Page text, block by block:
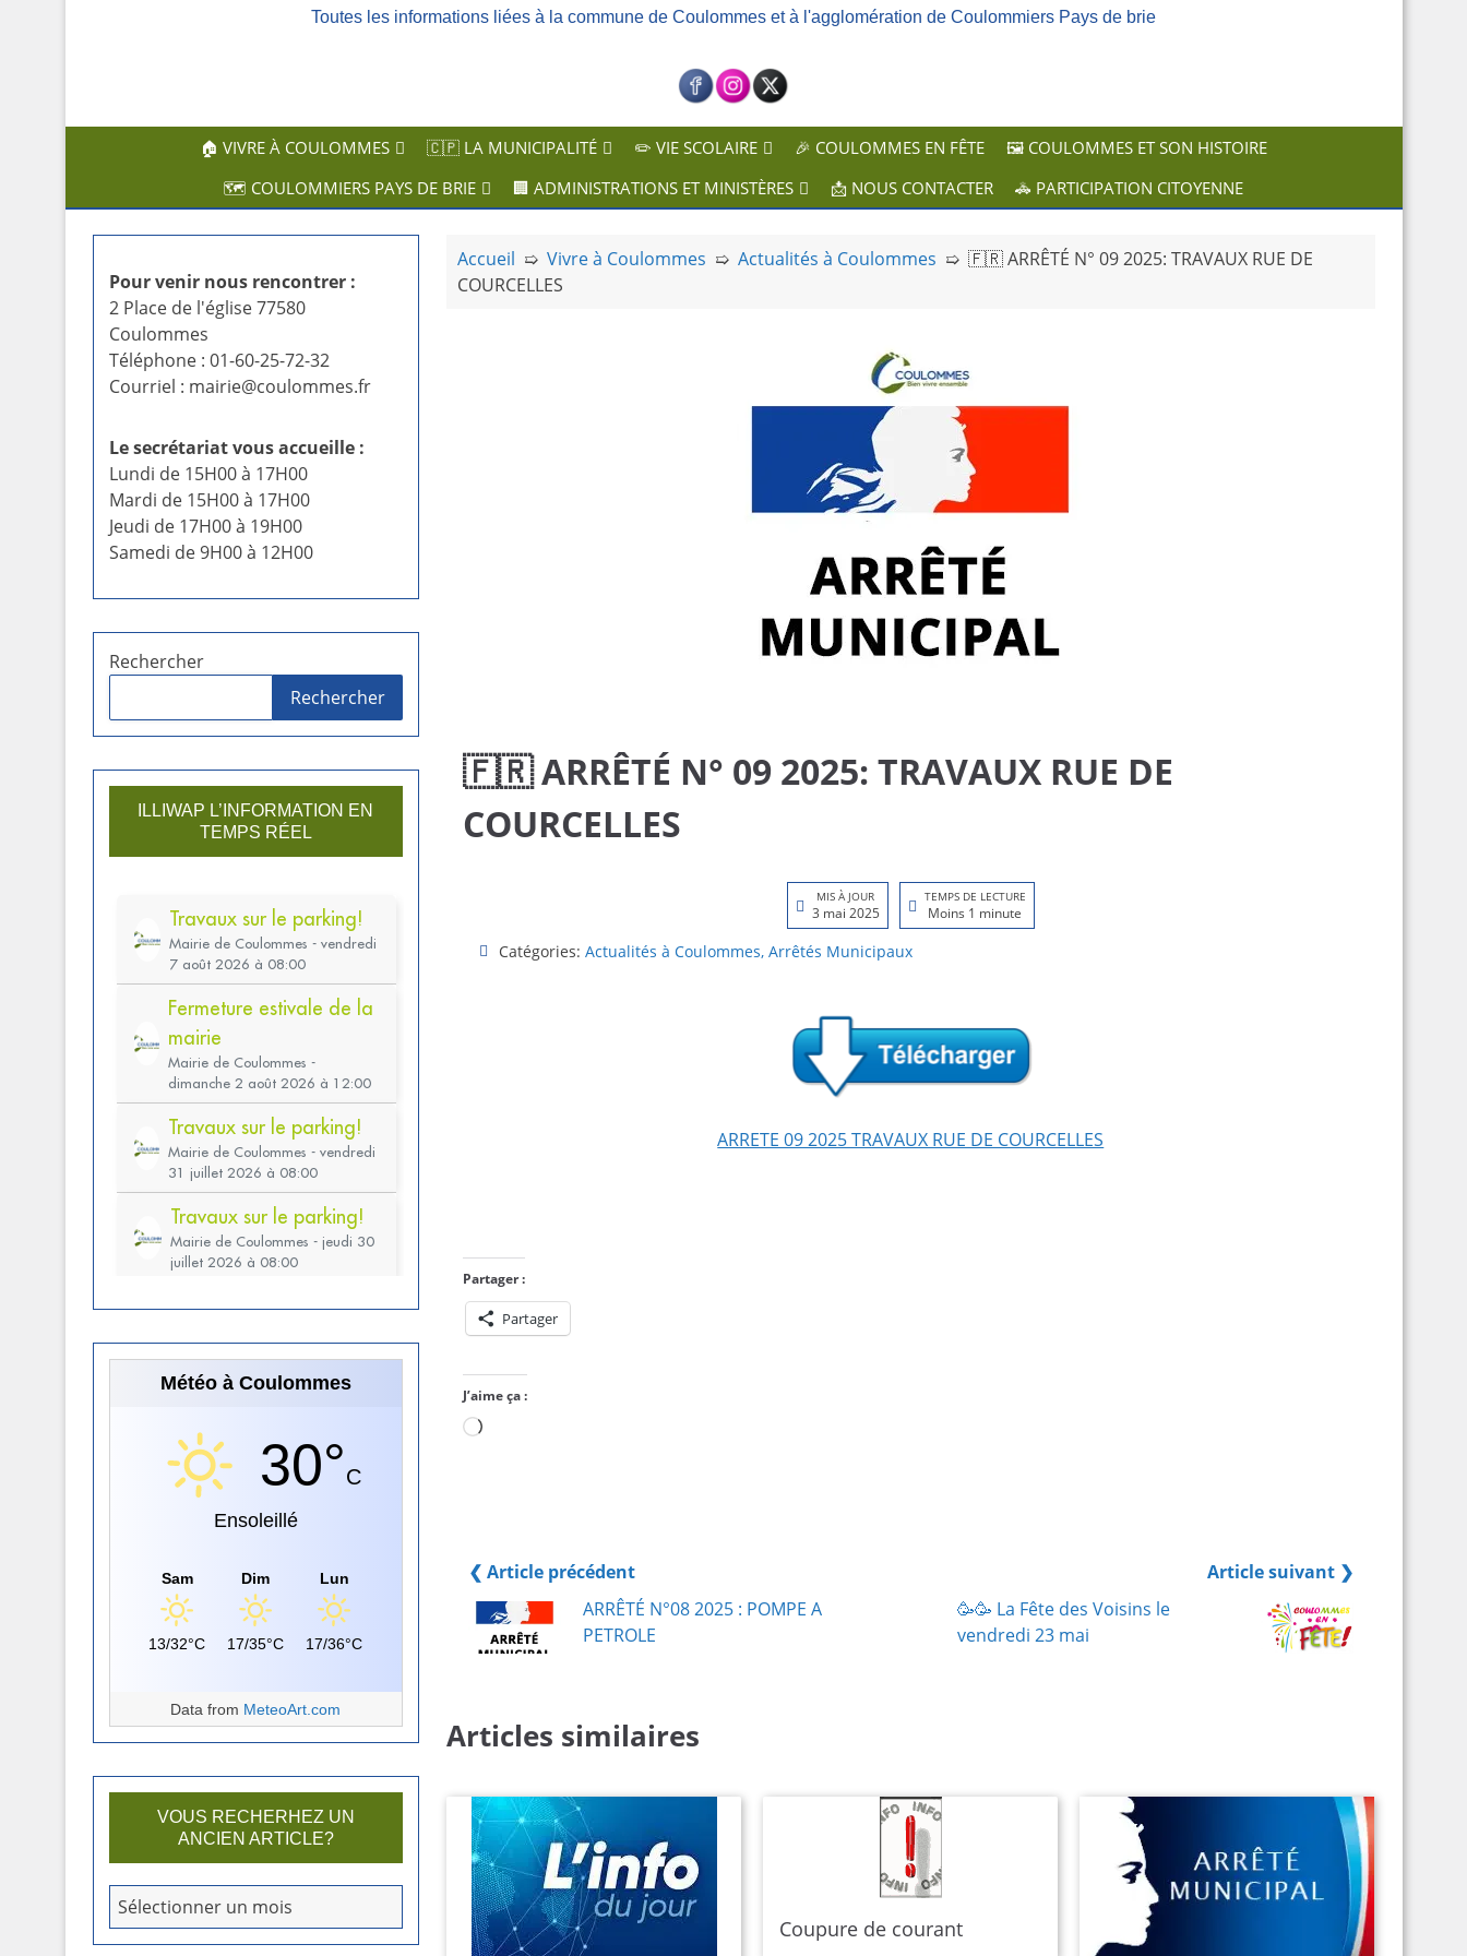
l
Toutes les informations liées à la commune de Coulommes et à l'agglomération de Coulommiers Pays de brie
🏠 VIVRE À COULOMMES 🇨🇵 LA MUNICIPALITÉ ✏️ VIE SCOLAIRE 🎉 COULOMMES EN FÊTE
🖼️ COULOMMES ET SON HISTOIRE
🗺️ COULOMMIERS PAYS DE BRIE
🏢 ADMINISTRATIONS ET MINISTÈRES 📩 NOUS CONTACTER 🚓 PARTICIPATION CITOYENNE
Accueil ➯Vivre à Coulommes ➯Actualités à Coulommes ➯🇫🇷 ARRÊTÉ N° 09 2025: TRAVAUX RUE DE
COURCELLES
🇫🇷 ARRÊTÉ N° 09 2025: TRAVAUX RUE DE
COURCELLES
MIS À JOUR
3 mai 2025
TEMPS DE LECTURE
Moins 1 minute
Catégories:Actualités à Coulommes, Arrêtés Municipaux
ARRETE 09 2025 TRAVAUX RUE DE COURCELLES
Partager :
Partager
J’aime ça :
Chargement…
❮ Article précédent
ARRÊTÉ N°08 2025 : POMPE A
PETROLE
Article suivant ❯
🥳🥳 La Fête des Voisins le
vendredi 23 mai
Articles similaires
Coupure de courant
Pour venir nous rencontrer :
2 Place de l'église 77580
Coulommes
Téléphone : 01-60-25-72-32
Courriel : mairie@coulommes.fr
Le secrétariat vous accueille :
Lundi de 15H00 à 17H00
Mardi de 15H00 à 17H00
Jeudi de 17H00 à 19H00
Samedi de 9H00 à 12H00
Rechercher
Rechercher
ILLIWAP L’INFORMATION EN
TEMPS RÉEL
Météo à Coulommes
30°C
Ensoleillé
Sam
13/32°C
Dim
17/35°C
Lun
17/36°C
Data from MeteoArt.com
VOUS RECHERHEZ UN
ANCIEN ARTICLE?
o
u
Sélectionner un mois